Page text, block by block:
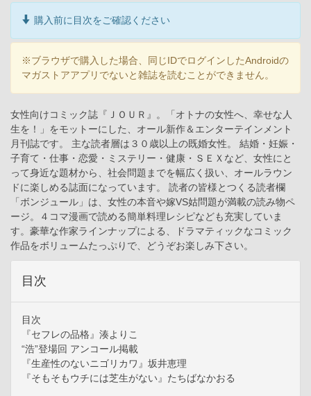
購入前に目次をご確認ください
※ブラウザで購入した場合、同じIDでログインしたAndroidの
マガストアアプリでないと雑誌を読むことができません。
女性向けコミック誌『ＪＯＵＲ』。「オトナの女性へ、幸せな人
生を！」をモットーにした、オール新作＆エンターテインメント
月刊誌です。 主な読者層は３０歳以上の既婚女性。 結婚・妊娠・
子育て・仕事・恋愛・ミステリー・健康・ＳＥＸなど、女性にと
って身近な題材から、社会問題までを幅広く扱い、オールラウン
ドに楽しめる誌面になっています。 読者の皆様とつくる読者欄
「ボンジュール」は、女性の本音や嫁VS姑問題が満載の読み物ペ
ージ。４コマ漫画で読める簡単料理レシピなども充実していま
す。豪華な作家ラインナップによる、ドラマティックなコミック
作品をボリュームたっぷりで、どうぞお楽しみ下さい。
目次
目次
『セフレの品格』湊よりこ
“浩”登場回 アンコール掲載
『生産性のないニゴリカワ』坂井恵理
『そもそもウチには芝生がない』たちばなかおる